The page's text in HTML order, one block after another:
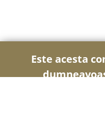
Este acesta